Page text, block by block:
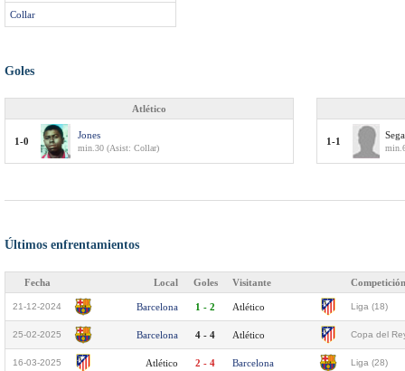
Collar
Goles
Atlético
1-0
Jones
min.30 (Asist: Collar)
1-1
Últimos enfrentamientos
Fecha Local Goles Visitante Competición
21-12-2024 Barcelona 1 - 2 Atlético Liga (18)
25-02-2025 Barcelona 4 - 4 Atlético Copa del
16-03-2025 Atlético 2 - 4 Barcelona Liga (28)